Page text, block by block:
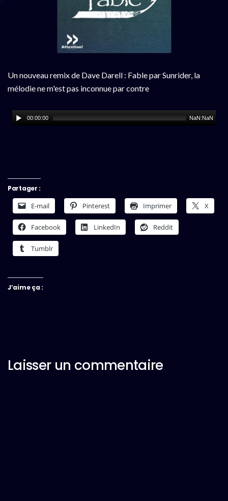
Un nouveau remix de Dave Darell : Fable par Sunrider, la
mélodie ne m'est pas inconnue par contre
00:00:00 NaN:NaN
Partager :
E-mail Pinterest Imprimer X
Facebook LinkedIn Reddit
Tumblr
J’aime ça :
Laisser un commentaire